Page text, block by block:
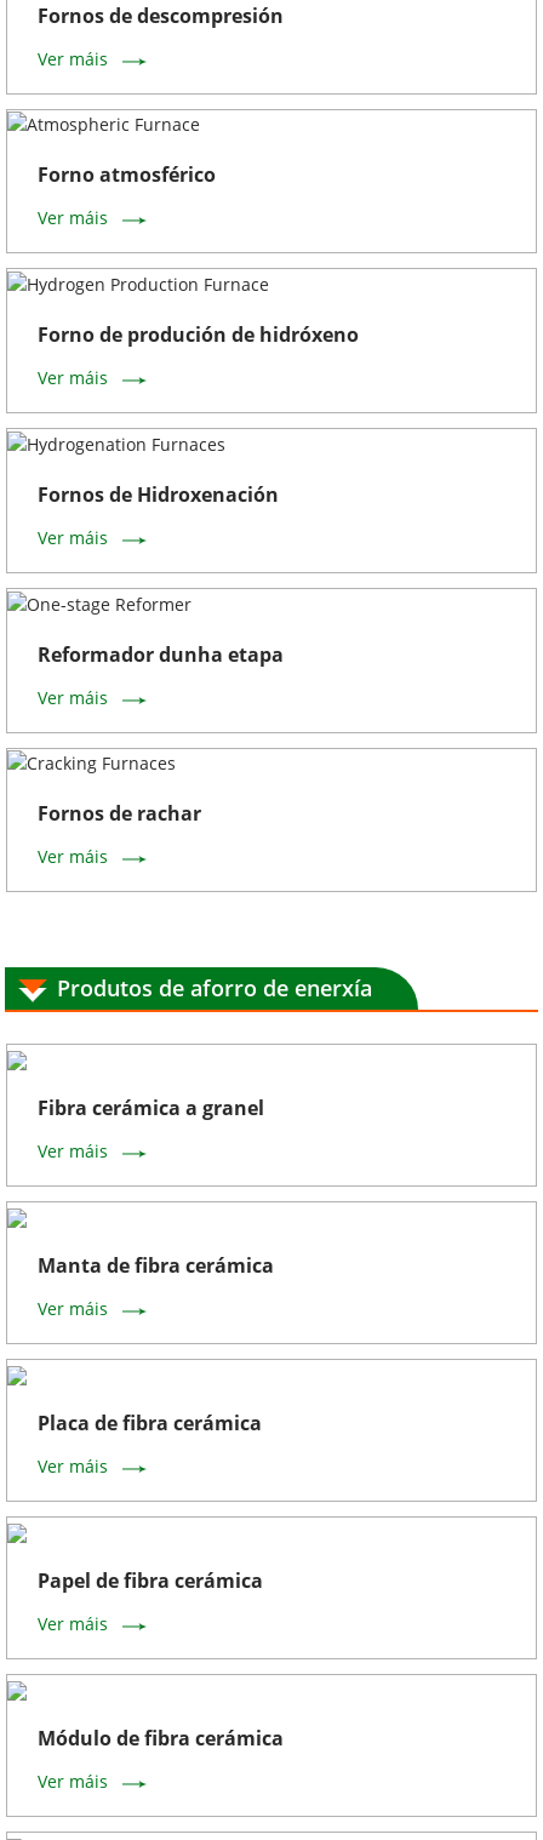
Fornos de descompresión
Ver máis
Forno atmosférico
Ver máis
Forno de produción de hidróxeno
Ver máis
Fornos de Hidroxenación
Ver máis
Reformador dunha etapa
Ver máis
Fornos de rachar
Ver máis
Produtos de aforro de enerxía
Fibra cerámica a granel
Ver máis
Manta de fibra cerámica
Ver máis
Placa de fibra cerámica
Ver máis
Papel de fibra cerámica
Ver máis
Módulo de fibra cerámica
Ver máis